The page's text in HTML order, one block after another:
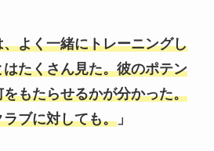
、よく一緒にトレーニングし
たくさん見た。彼のポテン
もたらせるかが分かった。
ブに対しても。」